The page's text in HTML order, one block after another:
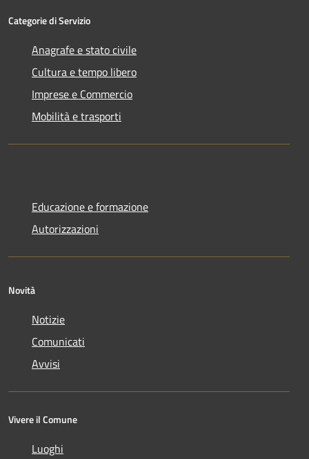
Categorie di Servizio
Anagrafe e stato civile
Cultura e tempo libero
Imprese e Commercio
Mobilità e trasporti
Educazione e formazione
Autorizzazioni
Novità
Notizie
Comunicati
Avvisi
Vivere il Comune
Luoghi